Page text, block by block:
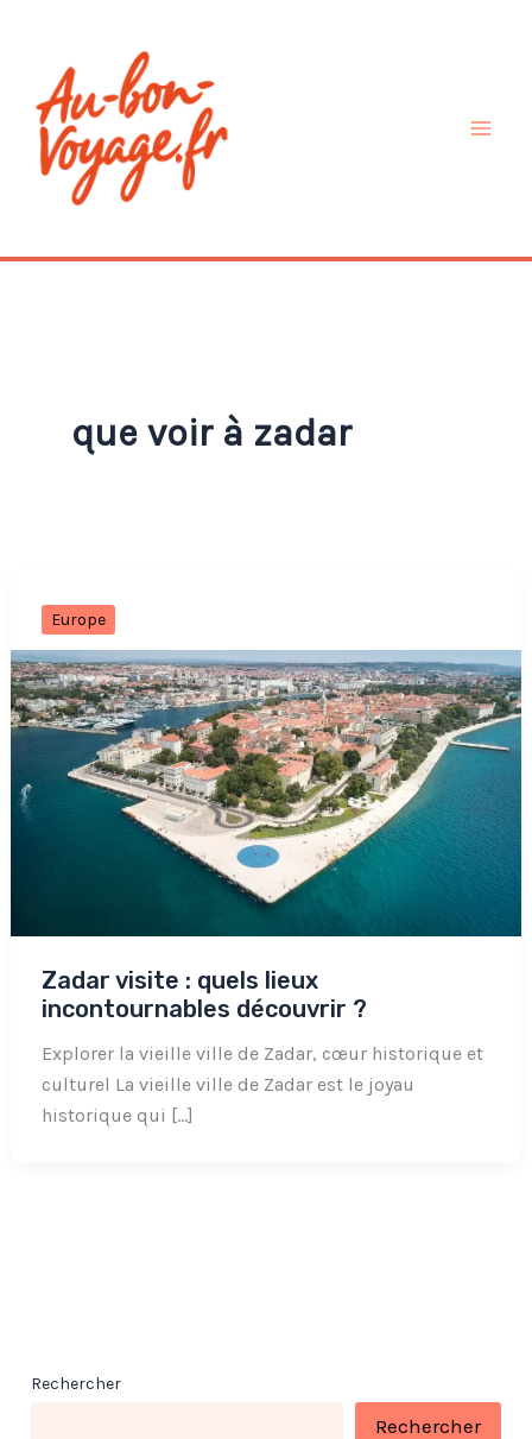
contenu
que voir à zadar
Europe
Zadar visite : quels lieux
incontournables découvrir ?
Explorer la vieille ville de Zadar, cœur historique et
culturel La vieille ville de Zadar est le joyau
historique qui […]
Rechercher
Rechercher